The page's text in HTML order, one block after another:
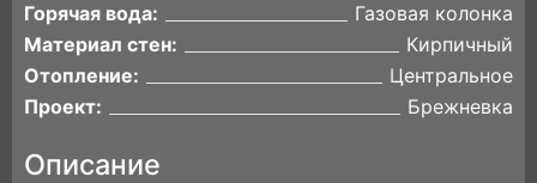
Горячая вода:
Газовая колонка
Материал стен:
Кирпичный
Отопление:
Центральное
Проект:
Брежневка
Описание